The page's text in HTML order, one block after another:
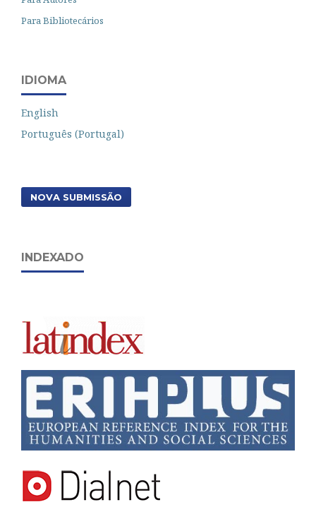
Para Bibliotecários
IDIOMA
English
Português (Portugal)
NOVA SUBMISSÃO
INDEXADO